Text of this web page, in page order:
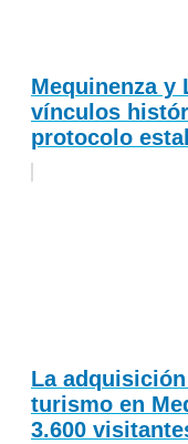
Mequinenza y
vínculos
protocolo
La
turismo en
3.600